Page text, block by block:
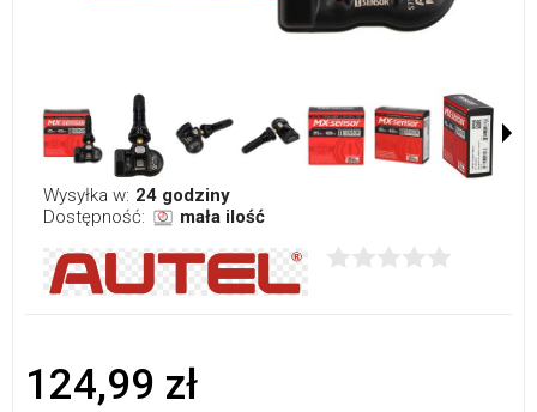
Wysyłka w: 24 godziny
Dostępność:
mała ilość
124,99 zł